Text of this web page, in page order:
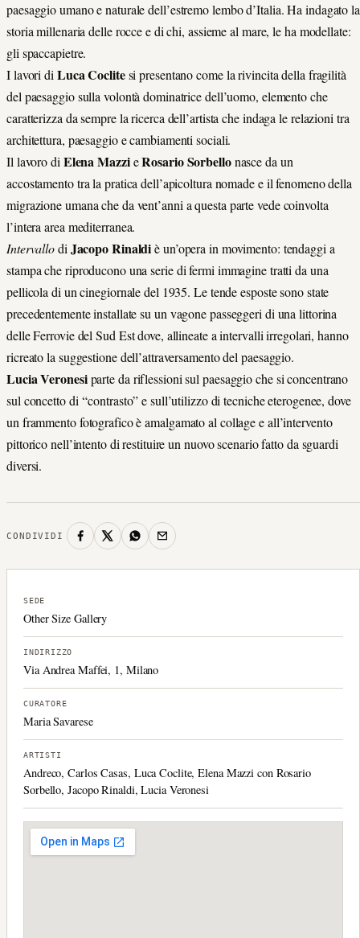
paesaggio umano e naturale dell’estremo lembo d’Italia. Ha indagato la
storia millenaria delle rocce e di chi, assieme al mare, le ha modellate:
gli spaccapietre.
I lavori diLuca Coclitesi presentano come la rivincita della fragilità
del paesaggio sulla volontà dominatrice dell’uomo, elemento che
caratterizza da sempre la ricerca dell’artista che indaga le relazioni tra
architettura, paesaggio e cambiamenti sociali.
Il lavoro diElena MazzieRosario Sorbellonasce da un
accostamento tra la pratica dell’apicoltura nomade e il fenomeno della
migrazione umana che da vent’anni a questa parte vede coinvolta
l’intera area mediterranea.
IntervallodiJacopo Rinaldiè un’opera in movimento: tendaggi a
stampa che riproducono una serie di fermi immagine tratti da una
pellicola di un cinegiornale del 1935. Le tende esposte sono state
precedentemente installate su un vagone passeggeri di una littorina
delle Ferrovie del Sud Est dove, allineate a intervalli irregolari, hanno
ricreato la suggestione dell’attraversamento del paesaggio.
Lucia Veronesiparte da riflessioni sul paesaggio che si concentrano
sul concetto di “contrasto” e sull’utilizzo di tecniche eterogenee, dove
un frammento fotografico è amalgamato al collage e all’intervento
pittorico nell’intento di restituire un nuovo scenario fatto da sguardi
diversi.
CONDIVIDI
SEDE
Other Size Gallery
INDIRIZZO
Via Andrea Maffei, 1, Milano
CURATORE
Maria Savarese
ARTISTI
Andreco, Carlos Casas, Luca Coclite, Elena Mazzi con Rosario
Sorbello, Jacopo Rinaldi, Lucia Veronesi